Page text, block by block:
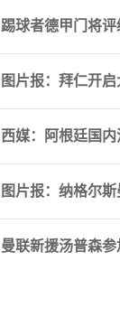
踢球者德甲门将
图片报：拜仁开
西媒：阿根廷国
图片报：纳格尔
曼联新援汤普森